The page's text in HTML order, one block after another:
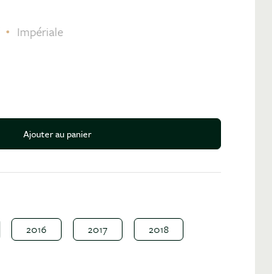
Impériale
Ajouter au panier
2016 2017 2018